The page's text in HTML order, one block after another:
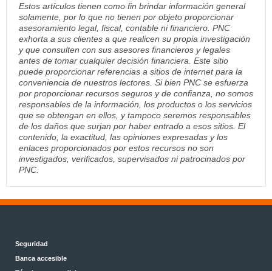
Estos artículos tienen como fin brindar información general
solamente, por lo que no tienen por objeto proporcionar
asesoramiento legal, fiscal, contable ni financiero. PNC
exhorta a sus clientes a que realicen su propia investigación
y que consulten con sus asesores financieros y legales
antes de tomar cualquier decisión financiera. Este sitio
puede proporcionar referencias a sitios de internet para la
conveniencia de nuestros lectores. Si bien PNC se esfuerza
por proporcionar recursos seguros y de confianza, no somos
responsables de la información, los productos o los servicios
que se obtengan en ellos, y tampoco seremos responsables
de los daños que surjan por haber entrado a esos sitios. El
contenido, la exactitud, las opiniones expresadas y los
enlaces proporcionados por estos recursos no son
investigados, verificados, supervisados ni patrocinados por
PNC.
Seguridad
Banca accesible